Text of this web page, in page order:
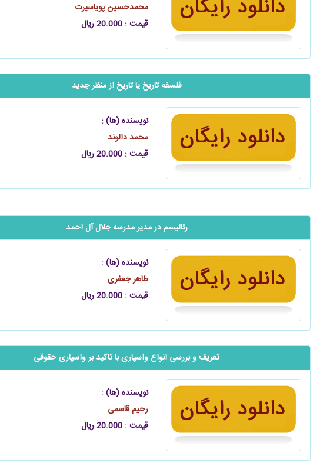
محمدحسین پویاسیرت
قیمت : 20.000 ریال
فلسفه تاریخ یا تاریخ از منظر جدید
نویسنده (ها) :
محمد دالوند
قیمت : 20.000 ریال
رئالیسم در مدیر مدرسه جلال آل احمد
نویسنده (ها) :
طاهر جعفری
قیمت : 20.000 ریال
تعریف و بررسی انواع واسپاری با تاکید بر واسپاری حقوقی
نویسنده (ها) :
رحیم قاسمی
قیمت : 20.000 ریال